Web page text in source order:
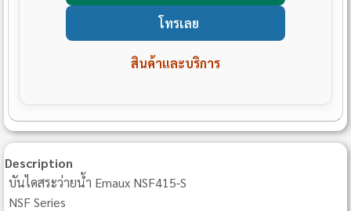
โทรเลย
สินค้าและบริการ
Description
บันไดสระว่ายน้ำ Emaux NSF415-S
NSF Series